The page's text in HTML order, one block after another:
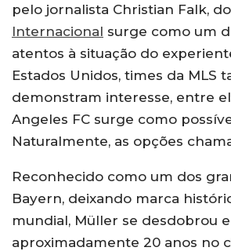
pelo jornalista Christian Falk,
Internacional surge como um
atentos à situação do
Estados Unidos, times da MLS
demonstram interesse, entre
Angeles FC surge como
Naturalmente, as opções
Reconhecido como um dos
Bayern, deixando marca
mundial, Müller se desdobrou
aproximadamente 20 anos no